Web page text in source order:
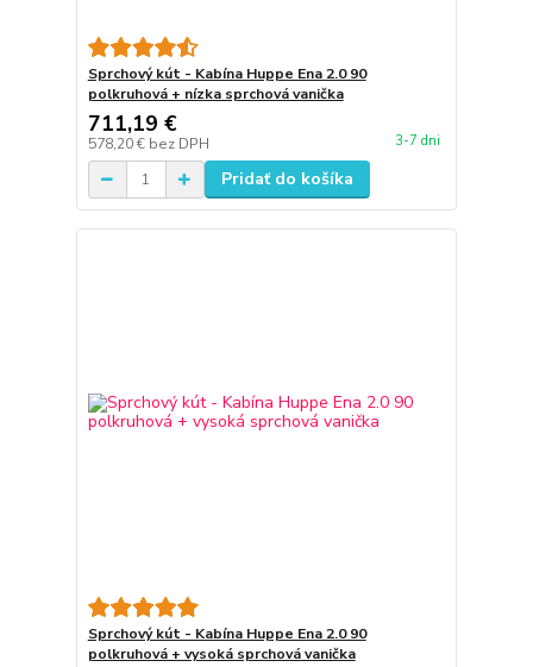
Sprchový kút - Kabína Huppe Ena 2.0 90
polkruhová + nízka sprchová vanička
711,19 €
578,20 € bez DPH 3-7 dni
Pridať do košíka
Sprchový kút - Kabína Huppe Ena 2.0 90
polkruhová + vysoká sprchová vanička